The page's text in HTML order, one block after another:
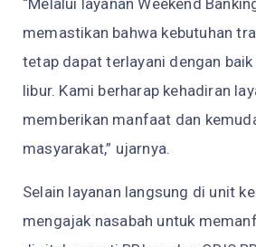
memastikan bahwa kebutuhan
tetap dapat terlayani dengan
libur. Kami berharap kehadiran
memberikan manfaat dan
masyarakat,” ujarnya.
Selain layanan langsung di unit
mengajak nasabah untuk